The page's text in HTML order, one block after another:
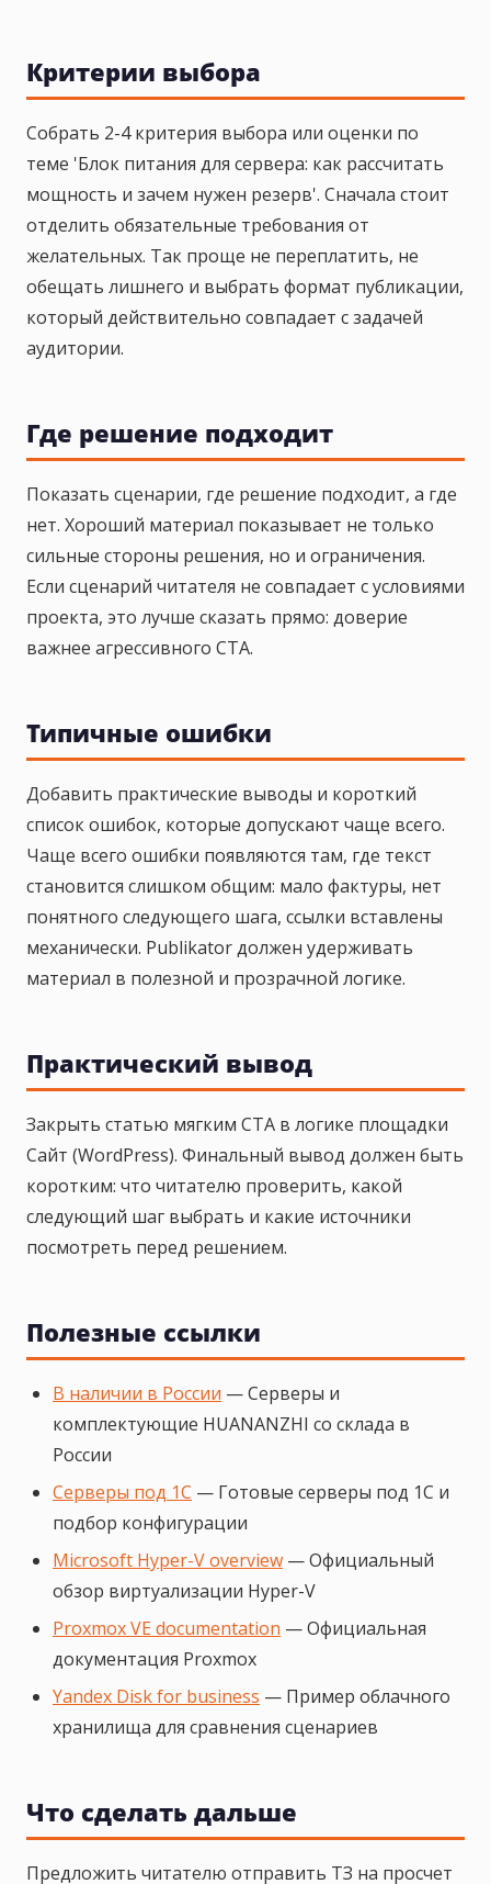
Критерии выбора
Собрать 2-4 критерия выбора или оценки по
теме 'Блок питания для сервера: как рассчитать
мощность и зачем нужен резерв'. Сначала стоит
отделить обязательные требования от
желательных. Так проще не переплатить, не
обещать лишнего и выбрать формат публикации,
который действительно совпадает с задачей
аудитории.
Где решение подходит
Показать сценарии, где решение подходит, а где
нет. Хороший материал показывает не только
сильные стороны решения, но и ограничения.
Если сценарий читателя не совпадает с условиями
проекта, это лучше сказать прямо: доверие
важнее агрессивного CTA.
Типичные ошибки
Добавить практические выводы и короткий
список ошибок, которые допускают чаще всего.
Чаще всего ошибки появляются там, где текст
становится слишком общим: мало фактуры, нет
понятного следующего шага, ссылки вставлены
механически. Publikator должен удерживать
материал в полезной и прозрачной логике.
Практический вывод
Закрыть статью мягким CTA в логике площадки
Сайт (WordPress). Финальный вывод должен быть
коротким: что читателю проверить, какой
следующий шаг выбрать и какие источники
посмотреть перед решением.
Полезные ссылки
В наличии в России — Серверы и
комплектующие HUANANZHI со склада в
России
Серверы под 1С — Готовые серверы под 1С и
подбор конфигурации
Microsoft Hyper-V overview — Официальный
обзор виртуализации Hyper-V
Proxmox VE documentation — Официальная
документация Proxmox
Yandex Disk for business — Пример облачного
хранилища для сравнения сценариев
Что сделать дальше
Предложить читателю отправить ТЗ на просчет